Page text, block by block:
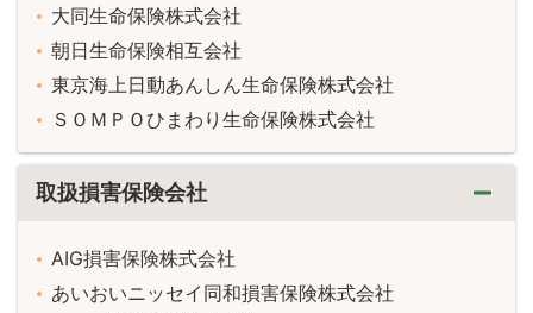
大同生命保険株式会社
朝日生命保険相互会社
東京海上日動あんしん生命保険株式会社
ＳＯＭＰＯひまわり生命保険株式会社
取扱損害保険会社
AIG損害保険株式会社
あいおいニッセイ同和損害保険株式会社